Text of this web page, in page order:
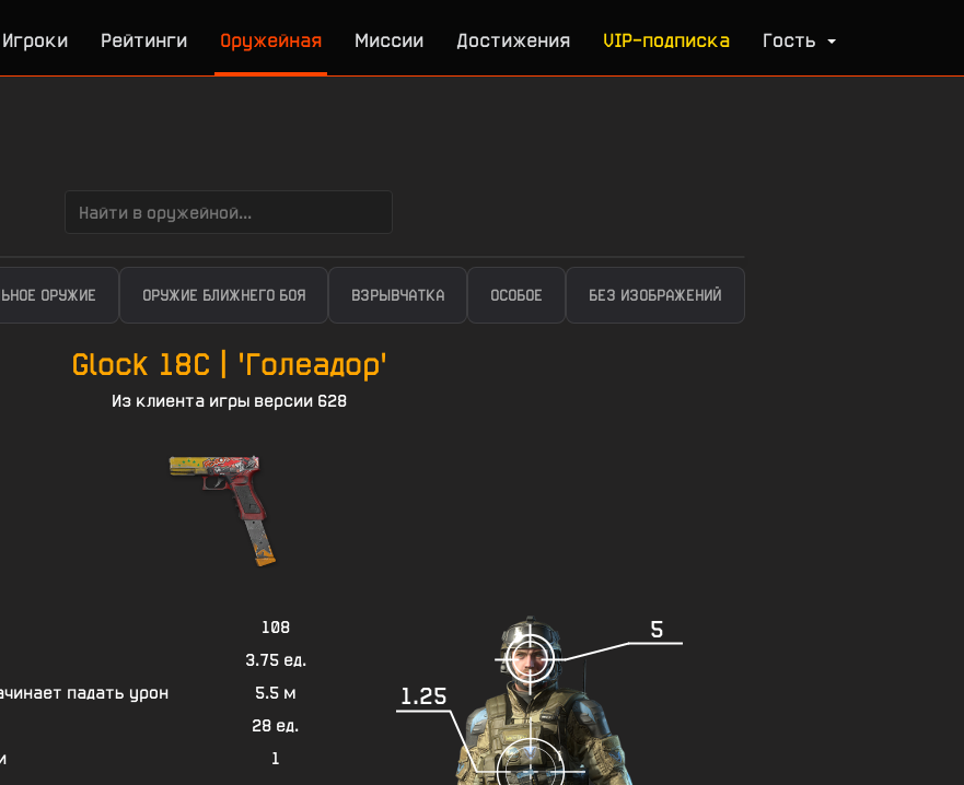
Игроки Рейтинги Оружейная Миссии Достижения VIP-подписка Гость
ОРУЖИЕ ОРУЖИЕ БЛИЖНЕГО БОЯ ВЗРЫВЧАТКА ОСОБОЕ БЕЗ ИЗОБРАЖЕНИЙ
Glock 18C | 'Голеадор'
Из клиента игры версии 628
5
1.25
108
3.75 ед.
падать урон
5.5 м
28 ед.
1